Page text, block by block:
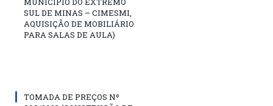
SUL DE MINAS – CIMESMI,
AQUISIÇÃO DE MOBILIÁRIO
PARA SALAS DE AULA)
TOMADA DE PREÇOS Nº